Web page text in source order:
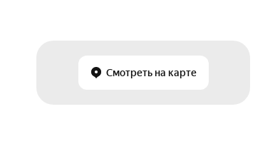
Смотреть на карте